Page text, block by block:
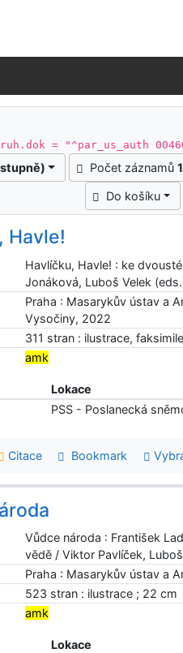
= "^par_us_auth
Počet záznamů
Do košíku
Havle!
Havlíčku, Havle! : ke
Jonáková, Luboš Velek
Praha : Masarykův ústav a
Vysočiny, 2022
311 stran : ilustrace,
amk
Lokace
PSS - Poslanecká
Citace Bookmark
Vůdce národa : František
vědě / Viktor Pavlíček,
Praha : Masarykův ústav a
523 stran : ilustrace ; 22 cm
amk
Lokace